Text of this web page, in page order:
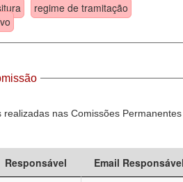
regime de tramitação
realizadas nas Comissões
Responsável
Email